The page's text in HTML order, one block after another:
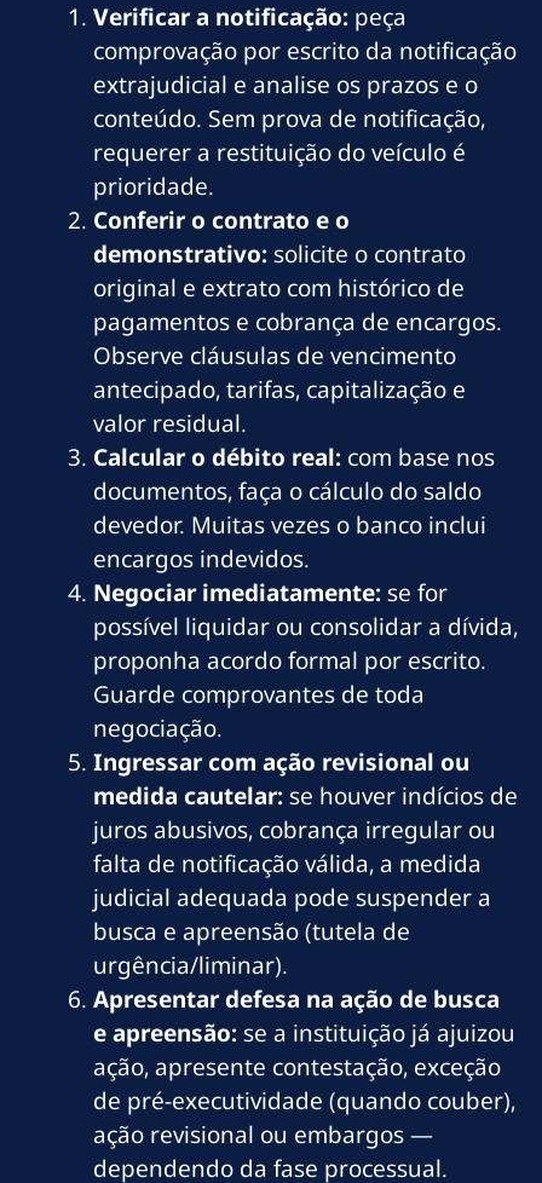
Verificar a notificação: peça
comprovação por escrito da notificação
extrajudicial e analise os prazos e o
conteúdo. Sem prova de notificação,
requerer a restituição do veículo é
prioridade.
Conferir o contrato e o
demonstrativo:solicite o contrato
original e extrato com histórico de
pagamentos e cobrança de encargos.
Observe cláusulas de vencimento
antecipado, tarifas, capitalização e
valor residual.
Calcular o débito real: com base nos
documentos, faça o cálculo do saldo
devedor. Muitas vezes o banco inclui
encargos indevidos.
Negociar imediatamente:se for
possível liquidar ou consolidar a dívida,
proponha acordo formal por escrito.
Guarde comprovantes de toda
negociação.
Ingressar com ação revisional ou
medida cautelar:se houver indícios de
juros abusivos, cobrança irregular ou
falta de notificação válida, a medida
judicial adequada pode suspender a
busca e apreensão (tutela de
urgência/liminar).
Apresentar defesa na ação de busca
e apreensão:se a instituição já ajuizou
ação, apresente contestação, exceção
de pré-executividade (quando couber),
ação revisional ou embargos —
dependendo da fase processual.